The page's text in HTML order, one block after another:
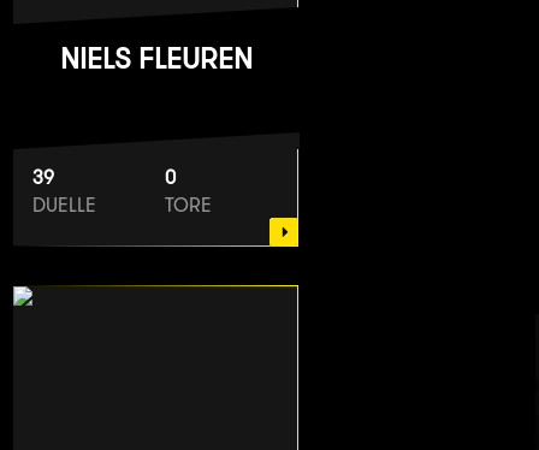
NIELS FLEUREN
39
DUELLE
0
TORE